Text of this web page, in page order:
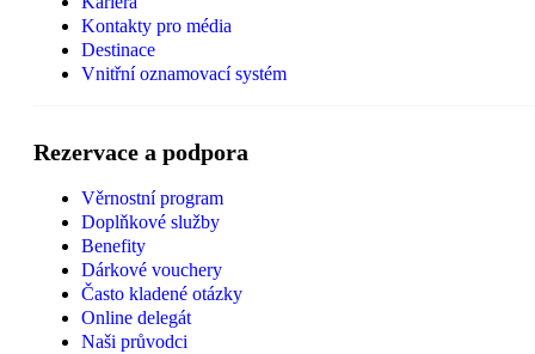
Kontakty pro média
Destinace
Vnitřní oznamovací systém
Rezervace a podpora
Věrnostní program
Doplňkové služby
Benefity
Dárkové vouchery
Často kladené otázky
Online delegát
Naši průvodci